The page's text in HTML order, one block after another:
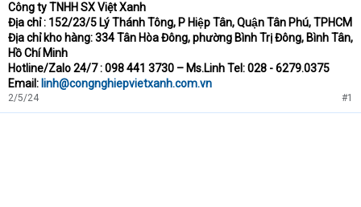
Công ty TNHH SX Việt Xanh
Địa chỉ : 152/23/5 Lý Thánh Tông, P Hiệp Tân, Quận Tân Phú, TPHCM
Địa chỉ kho hàng: 334 Tân Hòa Đông, phường Bình Trị Đông, Bình Tân,
Hồ Chí Minh
Hotline/Zalo 24/7 : 098 441 3730 – Ms.Linh Tel: 028 - 6279.0375
Email: linh@congnghiepvietxanh.com.vn
2/5/24 #1